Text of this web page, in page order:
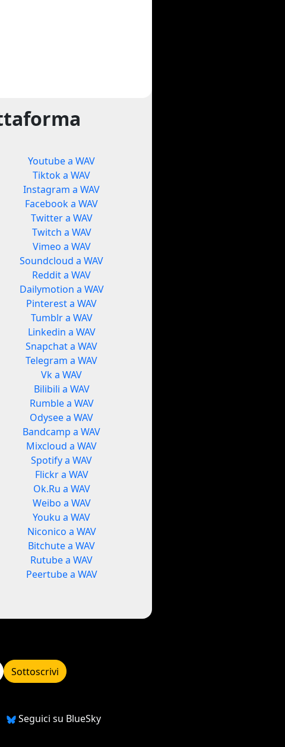
Youtube a WAV
Tiktok a WAV
Instagram a WAV
Facebook a WAV
Twitter a WAV
Twitch a WAV
Vimeo a WAV
Soundcloud a WAV
Reddit a WAV
Dailymotion a WAV
Pinterest a WAV
Tumblr a WAV
Linkedin a WAV
Snapchat a WAV
Telegram a WAV
Vk a WAV
Bilibili a WAV
Rumble a WAV
Odysee a WAV
Bandcamp a WAV
Mixcloud a WAV
Spotify a WAV
Flickr a WAV
Ok.Ru a WAV
Weibo a WAV
Youku a WAV
Niconico a WAV
Bitchute a WAV
Rutube a WAV
Peertube a WAV
Sottoscrivi
Seguici su BlueSky